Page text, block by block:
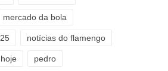
mercado da bola
notícias do flamengo
pedro